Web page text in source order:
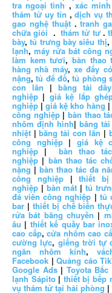
tra ngoại tình , xác
thám tử uy tín ,dịch vụ
gao nghệ thuật.tranh
chữa giỏi .thám tử tư.
bày,tủ trưng bày siêu thị,
lạnh, máy rửa bát công
làm kem tươi,bàn thao
hàng nhà máy, xe đẩy
nặng,tủ để đồ,tủ phòng
con lăn | băng tải
nghiệp | giá kệ lắp
nghiệp |giá kệ kho hàng
công nghiệp|bàn thao
nhôm định hình| băng
nhiệt |băng tải con lăn |
công nghiệp|giá kệ
nghiệp |bàn thao
nghiệp | bàn thao tác
nặng | bàn thao tác đa
công nghiệp|thiết bị
nghiệp | bàn mát | tủ
đá viên công nghiệp | tủ
bar | thiết bị chế biến
rửa bát băng chuyền |
âu | thiết kế quầy bar
cao cấp, cửa nhôm cao
cường lực, giếng trời tự
ngăn nhôm kính,
Facebook |Quảng cáo
Google Ads| Toyota
lạnh Sápito | thiết bị bếp
vụ thám tử tại hải phòng |